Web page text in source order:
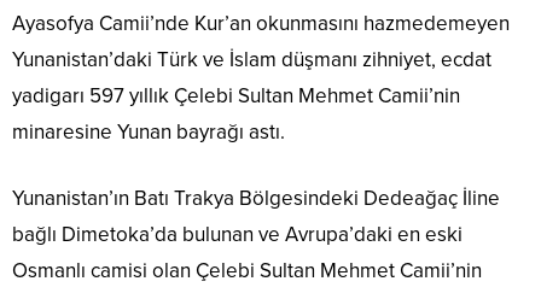
Ayasofya Camii’nde Kur’an okunmasını hazmedemeyen
Yunanistan’daki Türk ve İslam düşmanı zihniyet, ecdat
yadigarı 597 yıllık Çelebi Sultan Mehmet Camii’nin
minaresine Yunan bayrağı astı.
Yunanistan’ın Batı Trakya Bölgesindeki Dedeağaç İline
bağlı Dimetoka’da bulunan ve Avrupa’daki en eski
Osmanlı camisi olan Çelebi Sultan Mehmet Camii’nin